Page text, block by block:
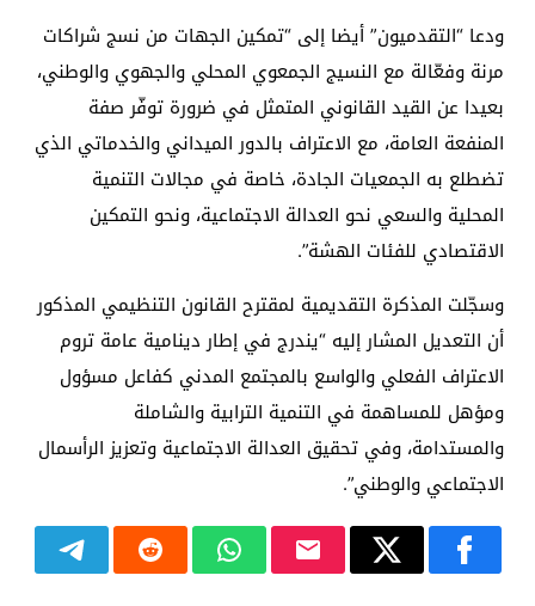
ودعا “التقدميون” أيضا إلى “تمكين الجهات من نسج شراكات
مرنة وفعّالة مع النسيج الجمعوي المحلي والجهوي والوطني،
بعيدا عن القيد القانوني المتمثل في ضرورة توفّر صفة
المنفعة العامة، مع الاعتراف بالدور الميداني والخدماتي الذي
تضطلع به الجمعيات الجادة، خاصة في مجالات التنمية
المحلية والسعي نحو العدالة الاجتماعية، ونحو التمكين
الاقتصادي للفئات الهشة”.
وسجّلت المذكرة التقديمية لمقترح القانون التنظيمي المذكور
أن التعديل المشار إليه “يندرج في إطار دينامية عامة تروم
الاعتراف الفعلي والواسع بالمجتمع المدني كفاعل مسؤول
ومؤهل للمساهمة في التنمية الترابية والشاملة
والمستدامة، وفي تحقيق العدالة الاجتماعية وتعزيز الرأسمال
الاجتماعي والوطني”.